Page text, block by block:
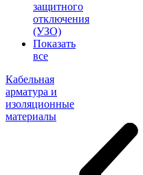
защитного
отключения
(УЗО)
Показать
все
Кабельная
арматура и
изоляционные
материалы